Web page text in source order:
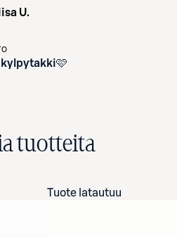
U.
kylpytakki🩷
tuotteita
Tuote latautuu